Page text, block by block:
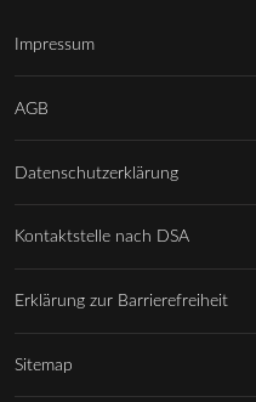
Impressum
AGB
Datenschutzerklärung
Kontaktstelle nach DSA
Erklärung zur Barrierefreiheit
Sitemap